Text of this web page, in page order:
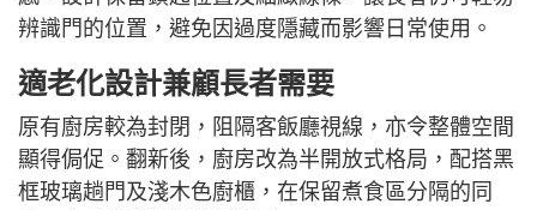
辨識門的位置，避免因過度隱藏而影響日常使用。
適老化設計兼顧長者需要
原有廚房較為封閉，阻隔客飯廳視線，亦令整體空間
顯得侷促。翻新後，廚房改為半開放式格局，配搭黑
框玻璃趟門及淺木色廚櫃，在保留煮食區分隔的同